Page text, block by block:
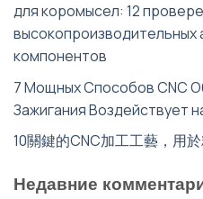
для коромысел: 12
высокопроизводительных
компонентов
7 Мощных Способов CNC
Зажигания Воздействует
10關鍵的CNC加工工藝，用
Недавние